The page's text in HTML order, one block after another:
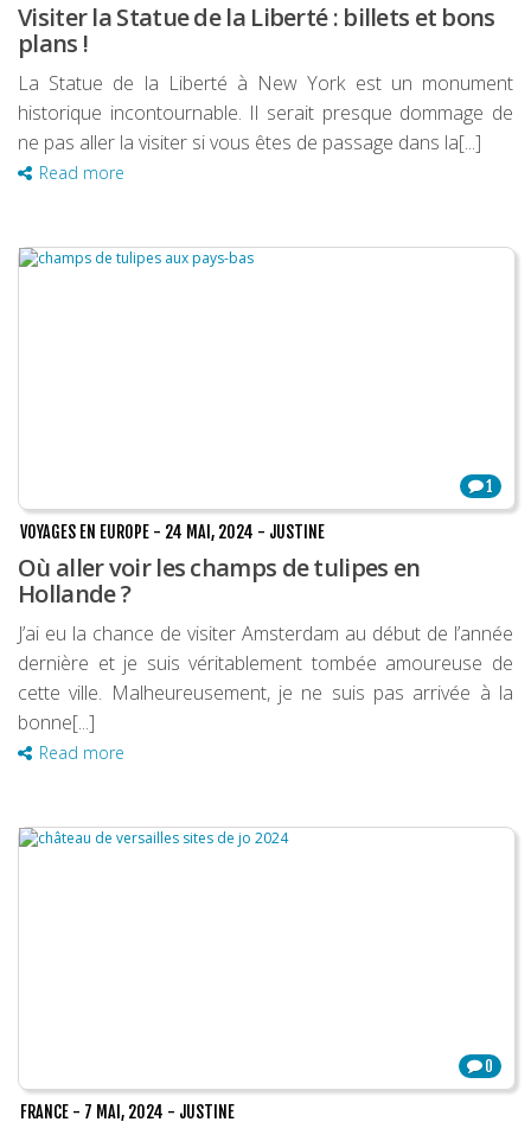
Visiter la Statue de la Liberté : billets et bons
plans !
La Statue de la Liberté à New York est un monument
historique incontournable. Il serait presque dommage de
ne pas aller la visiter si vous êtes de passage dans la[...]
Read more
1
VOYAGES EN EUROPE - 24 MAI, 2024 - JUSTINE
Où aller voir les champs de tulipes en
Hollande ?
J’ai eu la chance de visiter Amsterdam au début de l’année
dernière et je suis véritablement tombée amoureuse de
cette ville. Malheureusement, je ne suis pas arrivée à la
bonne[...]
Read more
0
FRANCE - 7 MAI, 2024 - JUSTINE